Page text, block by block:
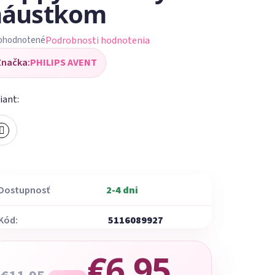
Podrobnosti hodnotenia
PHILIPS AVENT
2-4 dni
5116089927